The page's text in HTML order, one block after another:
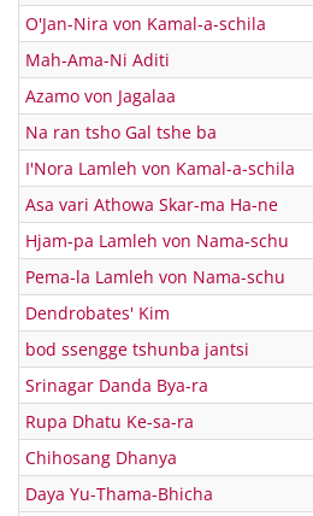
O'Jan-Nira von Kamal-a-schila
Mah-Ama-Ni Aditi
Azamo von Jagalaa
Na ran tsho Gal tshe ba
I'Nora Lamleh von Kamal-a-schila
Asa vari Athowa Skar-ma Ha-ne
Hjam-pa Lamleh von Nama-schu
Pema-la Lamleh von Nama-schu
Dendrobates' Kim
bod ssengge tshunba jantsi
Srinagar Danda Bya-ra
Rupa Dhatu Ke-sa-ra
Chihosang Dhanya
Daya Yu-Thama-Bhicha